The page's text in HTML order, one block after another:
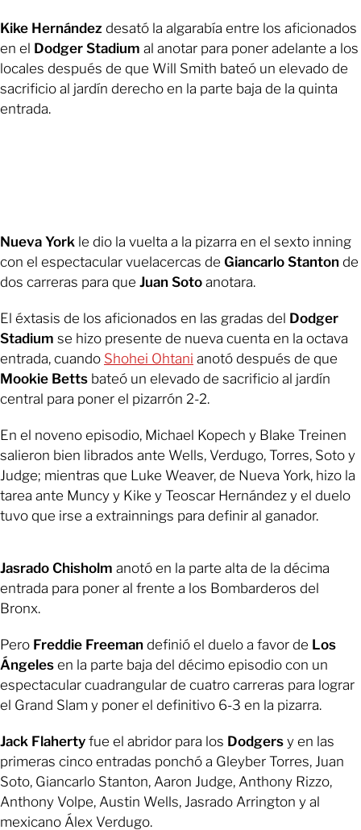
Kike Hernández desató la algarabía entre los aficionados
en el Dodger Stadium al anotar para poner adelante a los
locales después de que Will Smith bateó un elevado de
sacrificio al jardín derecho en la parte baja de la quinta
entrada.
Nueva York le dio la vuelta a la pizarra en el sexto inning
con el espectacular vuelacercas de Giancarlo Stanton de
dos carreras para que Juan Soto anotara.
El éxtasis de los aficionados en las gradas del Dodger
Stadium se hizo presente de nueva cuenta en la octava
entrada, cuando Shohei Ohtani anotó después de que
Mookie Betts bateó un elevado de sacrificio al jardín
central para poner el pizarrón 2-2.
En el noveno episodio, Michael Kopech y Blake Treinen
salieron bien librados ante Wells, Verdugo, Torres, Soto y
Judge; mientras que Luke Weaver, de Nueva York, hizo la
tarea ante Muncy y Kike y Teoscar Hernández y el duelo
tuvo que irse a extrainnings para definir al ganador.
Jasrado Chisholm anotó en la parte alta de la décima
entrada para poner al frente a los Bombarderos del
Bronx.
Pero Freddie Freeman definió el duelo a favor de Los
Ángeles en la parte baja del décimo episodio con un
espectacular cuadrangular de cuatro carreras para lograr
el Grand Slam y poner el definitivo 6-3 en la pizarra.
Jack Flaherty fue el abridor para los Dodgers y en las
primeras cinco entradas ponchó a Gleyber Torres, Juan
Soto, Giancarlo Stanton, Aaron Judge, Anthony Rizzo,
Anthony Volpe, Austin Wells, Jasrado Arrington y al
mexicano Álex Verdugo.